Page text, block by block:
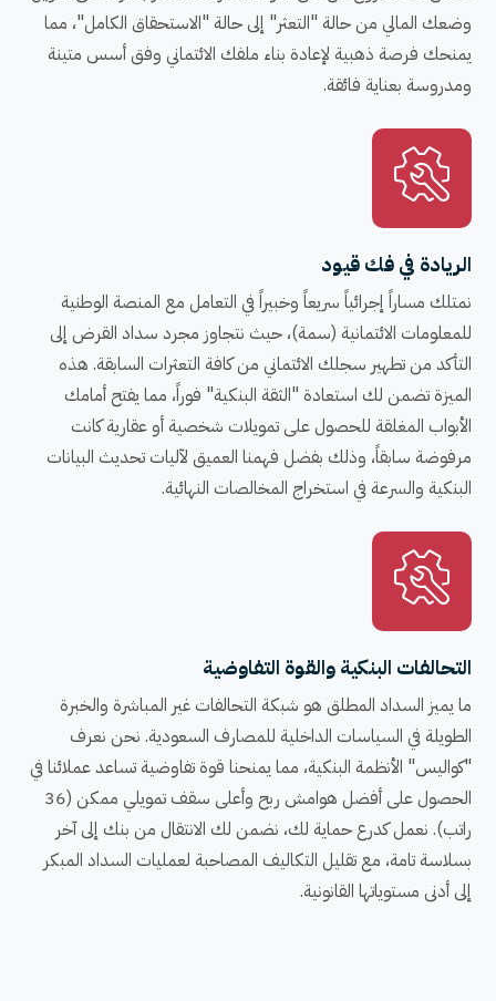
وضعك المالي من حالة "التعثر" إلى حالة "الاستحقاق الكامل"، مما
يمنحك فرصة ذهبية لإعادة بناء ملفك الائتماني وفق أسس متينة
ومدروسة بعناية فائقة.
الريادة في فك قيود
نمتلك مساراً إجرائياً سريعاً وخبيراً في التعامل مع المنصة الوطنية
للمعلومات الائتمانية (سمة)، حيث نتجاوز مجرد سداد القرض إلى
التأكد من تطهير سجلك الائتماني من كافة التعثرات السابقة. هذه
الميزة تضمن لك استعادة "الثقة البنكية" فوراً، مما يفتح أمامك
الأبواب المغلقة للحصول على تمويلات شخصية أو عقارية كانت
مرفوضة سابقاً، وذلك بفضل فهمنا العميق لآليات تحديث البيانات
البنكية والسرعة في استخراج المخالصات النهائية.
التحالفات البنكية والقوة التفاوضية
ما يميز السداد المطلق هو شبكة التحالفات غير المباشرة والخبرة
الطويلة في السياسات الداخلية للمصارف السعودية. نحن نعرف
"كواليس" الأنظمة البنكية، مما يمنحنا قوة تفاوضية تساعد عملائنا في
الحصول على أفضل هوامش ربح وأعلى سقف تمويلي ممكن (36
راتب). نعمل كدرع حماية لك، نضمن لك الانتقال من بنك إلى آخر
بسلاسة تامة، مع تقليل التكاليف المصاحبة لعمليات السداد المبكر
إلى أدنى مستوياتها القانونية.